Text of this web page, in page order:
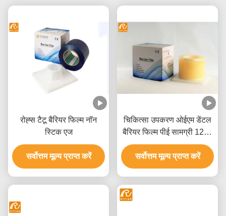
रोह्स टैटू बैरियर फिल्म नॉन
स्टिक एज
सर्वोत्तम मूल्य प्राप्त करें
चिकित्सा उपकरण ओईएम डेंटल
बैरियर फिल्म पीई सामग्री 1200
शीट्स
सर्वोत्तम मूल्य प्राप्त करें